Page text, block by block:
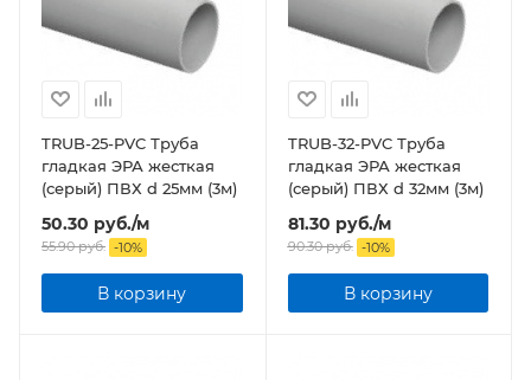
TRUB-25-PVC Труба
гладкая ЭРА жесткая
(серый) ПВХ d 25мм (3м)
50.30 руб./м
55.90руб. -10%
В корзину
TRUB-32-PVC Труба
гладкая ЭРА жесткая
(серый) ПВХ d 32мм (3м)
81.30 руб./м
90.30руб. -10%
В корзину